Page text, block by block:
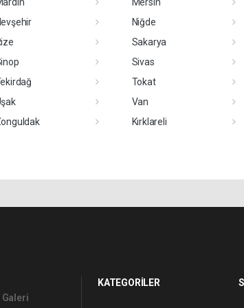
Niğde
Sakarya
Sivas
Tokat
Van
Kırklareli
Galeri
KATEGORİLER